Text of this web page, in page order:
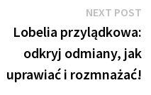
NEXT POST
Lobelia przylądkowa:
odkryj odmiany, jak
uprawiać i rozmnażać!